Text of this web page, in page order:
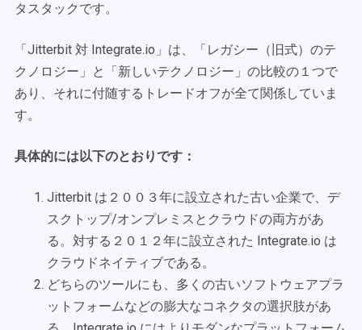
タスタックです。
「Jitterbit 対 Integrate.io」は、「レガシー（旧式）のテ
クノロジー」と「新しいテクノロジー」の比較の１つで
あり、それに付随するトレードオフが全て関係していま
す。
具体的には以下のとおりです：
Jitterbit は２００３年に設立された古い企業で、デ
スクトップ/オンプレミスとクラウドの両方があ
る。対する２０１２年に設立された Integrate.io は
クラウドネイティブである。
どちらのツールにも、多くの古いソフトウェアプラ
ットフォームなどの膨大なコネクタの選択肢があ